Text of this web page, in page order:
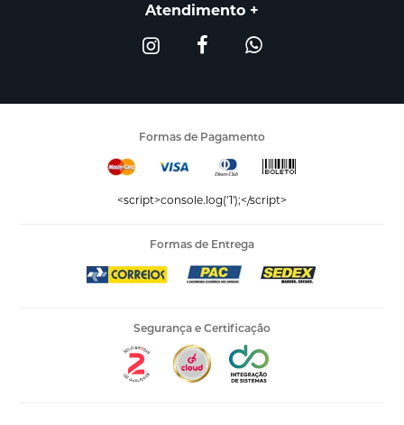
Atendimento
Formas de Pagamento
<script>console.log('1');</script>
Formas de Entrega
Segurança e Certificação